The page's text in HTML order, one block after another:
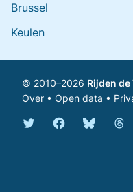
Brussel
Keulen
© 2010–2026 Rijden de
Over • Open data •